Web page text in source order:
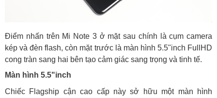
Điểm nhấn trên Mi Note 3 ở mặt sau chính là cụm camera
kép và đèn flash, còn mặt trước là màn hình 5.5"inch FullHD
cong tràn sang hai bên tạo cảm giác sang trọng và tinh tế.
Màn hình 5.5"inch
Chiếc Flagship cận cao cấp này sở hữu một màn hình